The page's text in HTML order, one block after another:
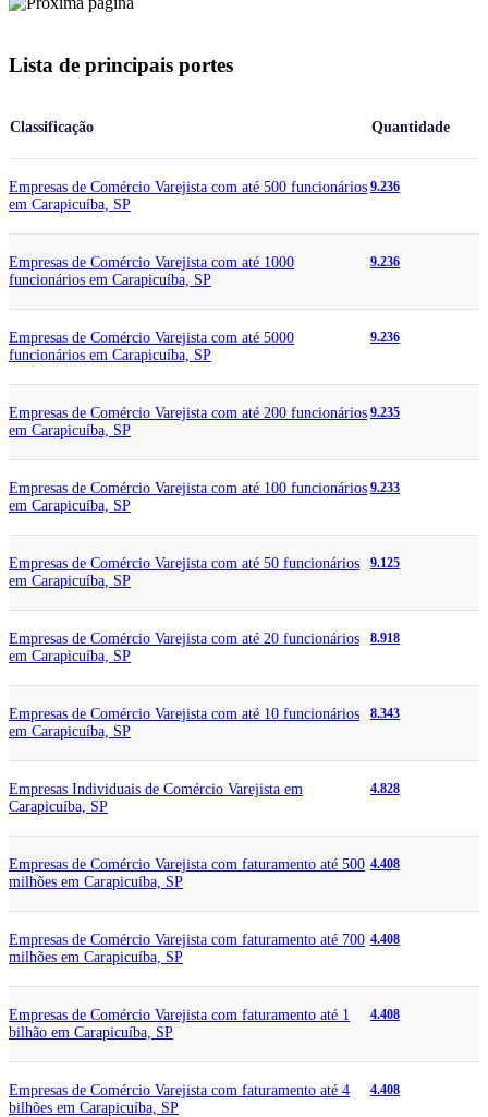
Lista de principais portes
Classificação Quantidade
Empresas de Comércio Varejista com até 500 funcionários
em Carapicuíba, SP
9.236
Empresas de Comércio Varejista com até 1000
funcionários em Carapicuíba, SP
9.236
Empresas de Comércio Varejista com até 5000
funcionários em Carapicuíba, SP
9.236
Empresas de Comércio Varejista com até 200 funcionários
em Carapicuíba, SP
9.235
Empresas de Comércio Varejista com até 100 funcionários
em Carapicuíba, SP
9.233
Empresas de Comércio Varejista com até 50 funcionários
em Carapicuíba, SP
9.125
Empresas de Comércio Varejista com até 20 funcionários
em Carapicuíba, SP
8.918
Empresas de Comércio Varejista com até 10 funcionários
em Carapicuíba, SP
8.343
Empresas Individuais de Comércio Varejista em
Carapicuíba, SP
4.828
Empresas de Comércio Varejista com faturamento até 500
milhões em Carapicuíba, SP
4.408
Empresas de Comércio Varejista com faturamento até 700
milhões em Carapicuíba, SP
4.408
Empresas de Comércio Varejista com faturamento até 1
bilhão em Carapicuíba, SP
4.408
Empresas de Comércio Varejista com faturamento até 4
bilhões em Carapicuíba, SP
4.408